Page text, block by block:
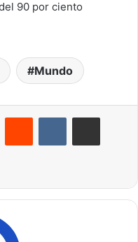
90 por ciento
Mundo